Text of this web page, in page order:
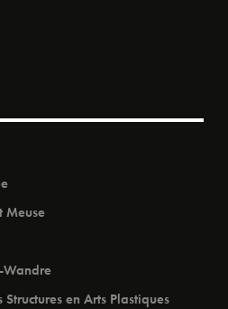
Meuse
Wandre
Structures en Arts Plastiques